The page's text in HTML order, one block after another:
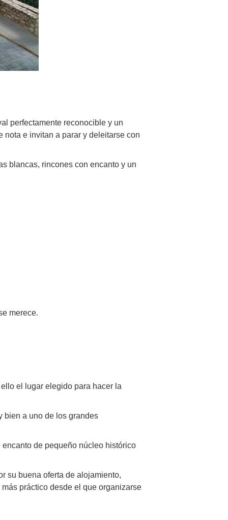
perfectamente reconocible y un
e invitan a parar y deleitarse con
blancas, rincones con encanto y un
merece.
el lugar elegido para hacer la
bien a uno de los grandes
de pequeño núcleo histórico
su buena oferta de alojamiento,
práctico desde el que organizarse